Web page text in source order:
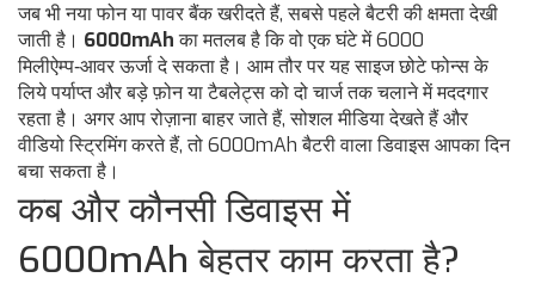
जब भी नया फोन या पावर बैंक खरीदते हैं, सबसे पहले बैटरी की क्षमता देखी
जाती है। 6000mAhका मतलब है कि वो एक घंटे में 6000
मिलीऐम्प‑आवर ऊर्जा दे सकता है। आम तौर पर यह साइज छोटे फोन्स के
लिये पर्याप्त और बड़े फ़ोन या टैबलेट्स को दो चार्ज तक चलाने में मददगार
रहता है। अगर आप रोज़ाना बाहर जाते हैं, सोशल मीडिया देखते हैं और
वीडियो स्ट्रिमिंग करते हैं, तो 6000mAh बैटरी वाला डिवाइस आपका दिन
बचा सकता है।
कब और कौनसी डिवाइस में
6000mAh बेहतर काम करता है?